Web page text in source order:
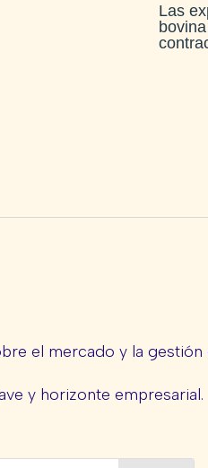
Las
el mercado y la gestión
y horizonte empresarial.